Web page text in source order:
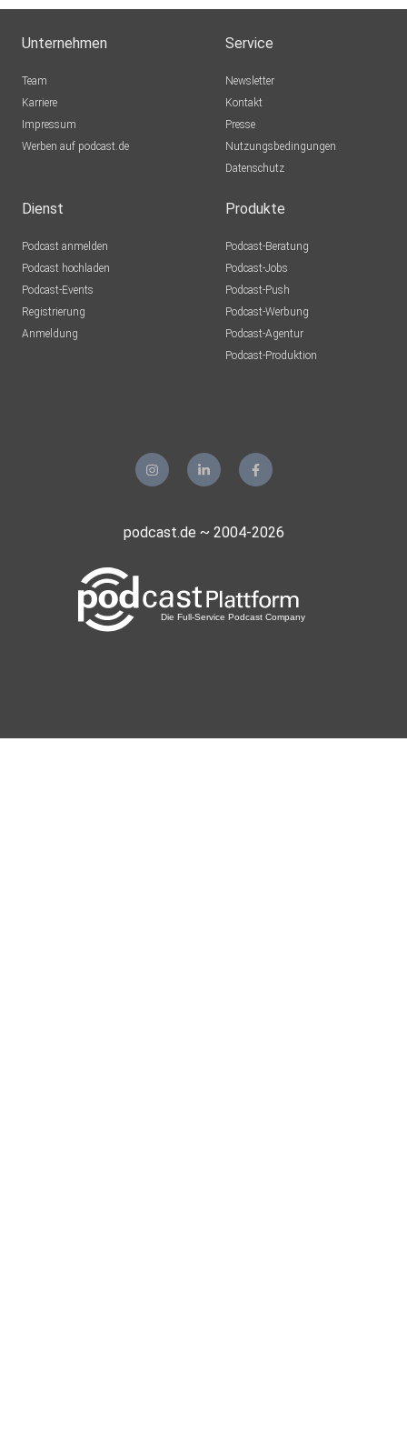
Unternehmen
Team
Karriere
Impressum
Werben auf podcast.de
Service
Newsletter
Kontakt
Presse
Nutzungsbedingungen
Datenschutz
Dienst
Podcast anmelden
Podcast hochladen
Podcast-Events
Registrierung
Anmeldung
Produkte
Podcast-Beratung
Podcast-Jobs
Podcast-Push
Podcast-Werbung
Podcast-Agentur
Podcast-Produktion
podcast.de ~ 2004-2026